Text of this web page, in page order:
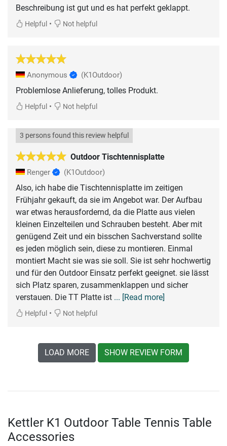
Beschreibung ist gut und es hat perfekt geklappt.
Helpful • Not helpful
Anonymous (K1Outdoor)
Problemlose Anlieferung, tolles Produkt.
Helpful • Not helpful
Outdoor Tischtennisplatte
3 persons found this review helpful
Renger (K1Outdoor)
Also, ich habe die Tischtennisplatte im zeitigen
Frühjahr gekauft, da sie im Angebot war. Der Aufbau
war etwas herausfordernd, da die Platte aus vielen
kleinen Einzelteilen und Schrauben besteht. Aber mit
genügend Zeit und ein bisschen Sachverstand sollte
es jeden möglich sein, diese zu montieren. Einmal
montiert Macht sie was sie soll. Sie ist sehr hochwertig
und für den Outdoor Einsatz perfekt geeignet. sie lässt
sich Platz sparen, zusammenklappen und sicher
verstauen. Die TT Platte ist ... [Read more]
Helpful • Not helpful
LOAD MORE SHOW REVIEW FORM
Kettler K1 Outdoor Table Tennis Table
Accessories